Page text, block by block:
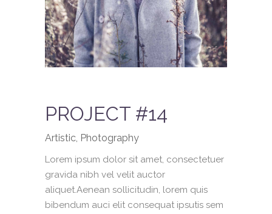
PROJECT #14
Artistic, Photography
Lorem ipsum dolor sit amet, consectetuer
gravida nibh vel velit auctor
aliquet.Aenean sollicitudin, lorem quis
bibendum auci elit consequat ipsutis sem